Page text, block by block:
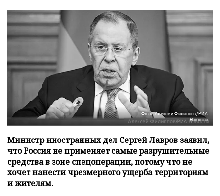
Фото: Алексей Филиппов/РИА
Новости
Министр иностранных дел Сергей Лавров заявил,
что Россия не применяет самые разрушительные
средства в зоне спецоперации, потому что не
хочет нанести чрезмерного ущерба территориям
и жителям.